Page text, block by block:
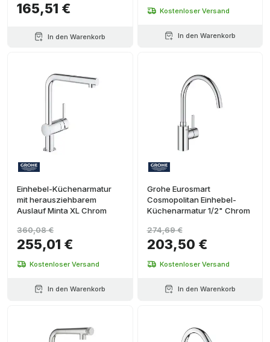
165,51 €
In den Warenkorb
Kostenloser Versand
In den Warenkorb
Einhebel-Küchenarmatur
mit herausziehbarem
Auslauf Minta XL Chrom
255,01 €
360,08 €
Kostenloser Versand
In den Warenkorb
Grohe Eurosmart
Cosmopolitan Einhebel-
Küchenarmatur 1/2" Chrom
203,50 €
274,69 €
Kostenloser Versand
In den Warenkorb